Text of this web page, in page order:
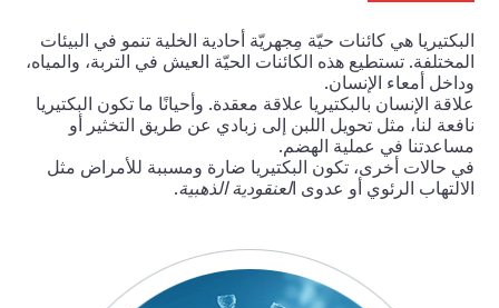
البكتيريا هي كائنات حيّة مِجهريّة أحادية الخلية تنمو في البيئات
المختلفة. تستطيع هذه الكائنات الحيّة العيش في التربة، والمياه،
وداخل أمعاء الإنسان.
علاقة الإنسان بالبكتيريا علاقة معقدة. وأحيانًا ما تكون البكتيريا
نافعة لنا، مثل تحويل اللبن إلى زبادي عن طريق التخثير أو
مساعدتنا في عملية الهضم.
في حالات أخرى، تكون البكتيريا ضارة ومسببة للأمراض مثل
الالتهاب الرئوي أو عدوى العنقودية الذهبية.